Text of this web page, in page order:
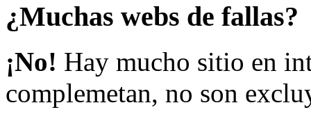
¿Muchas webs de fallas?
¡No! Hay mucho sitio en
complemetan, no son